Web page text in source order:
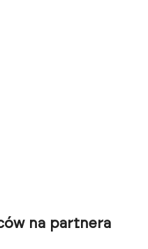
na partnera